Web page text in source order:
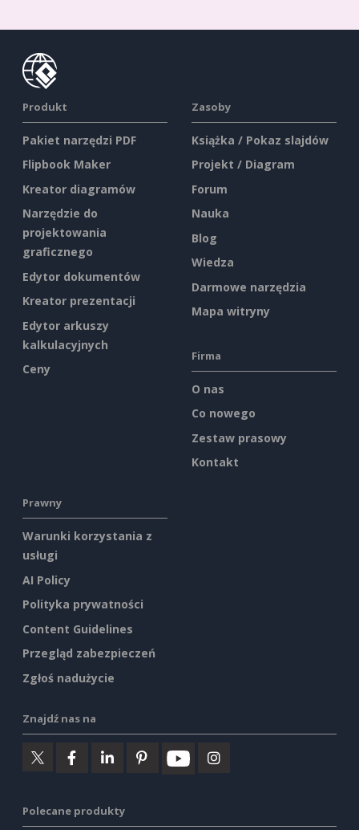
Produkt
Pakiet narzędzi PDF
Flipbook Maker
Kreator diagramów
Narzędzie do
projektowania
graficznego
Edytor dokumentów
Kreator prezentacji
Edytor arkuszy
kalkulacyjnych
Ceny
Zasoby
Książka / Pokaz slajdów
Projekt / Diagram
Forum
Nauka
Blog
Wiedza
Darmowe narzędzia
Mapa witryny
Firma
O nas
Co nowego
Zestaw prasowy
Kontakt
Prawny
Warunki korzystania z
usługi
AI Policy
Polityka prywatności
Content Guidelines
Przegląd zabezpieczeń
Zgłoś nadużycie
Znajdź nas na
Polecane produkty